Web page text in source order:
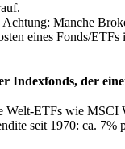
Manche
eines Fonds/
Indexfonds, der
Welt-ETFs wie MSCI
seit 1970: ca.